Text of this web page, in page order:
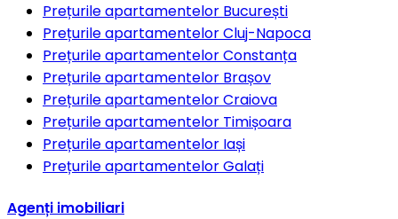
Prețurile apartamentelor București
Prețurile apartamentelorCluj-Napoca
Prețurile apartamentelorConstanța
Prețurile apartamentelor Brașov
Prețurile apartamentelorCraiova
Prețurile apartamentelor Timișoara
Prețurile apartamentelor Iași
Prețurile apartamentelorGalați
Agenți imobiliari